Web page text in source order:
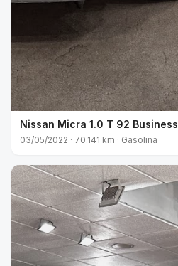
Nissan Micra 1.0 T 92 Business
03/05/2022 · 70.141 km · Gasolina
VENDIDO